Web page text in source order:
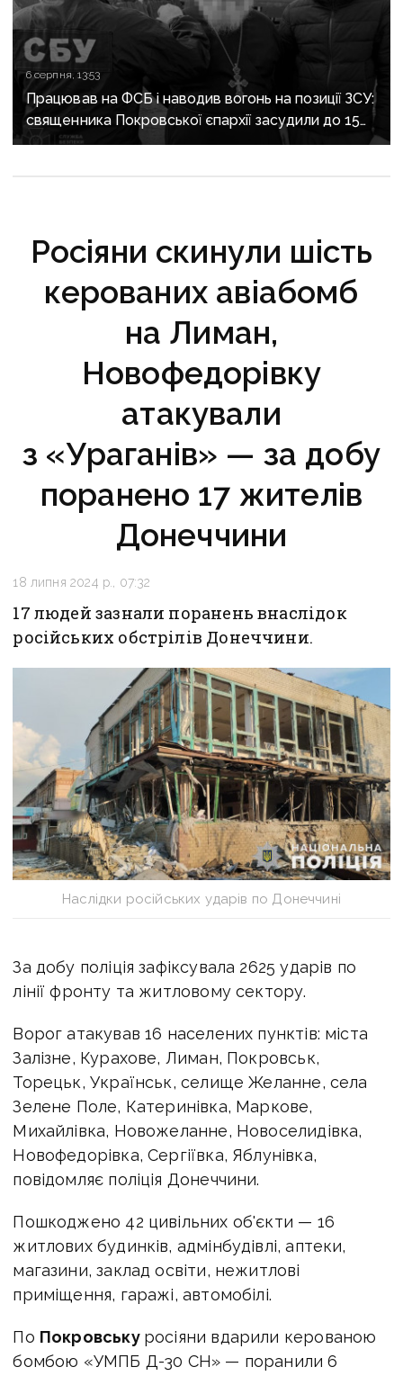
6 серпня, 13:53
Працював на ФСБ і наводив вогонь на позиції ЗСУ:
священника Покровської єпархії засудили до 15
років
Росіяни скинули шість
керованих авіабомб
на Лиман,
Новофедорівку
атакували
з «Ураганів» — за добу
поранено 17 жителів
Донеччини
18 липня 2024 р., 07:32
17 людей зазнали поранень внаслідок
російських обстрілів Донеччини.
Наслідки російських ударів по Донеччині
За добу поліція зафіксувала 2625 ударів по
лінії фронту та житловому сектору.
Ворог атакував 16 населених пунктів: міста
Залізне, Курахове, Лиман, Покровськ,
Торецьк, Українськ, селище Желанне, села
Зелене Поле, Катеринівка, Маркове,
Михайлівка, Новожеланне, Новоселидівка,
Новофедорівка, Сергіївка, Яблунівка,
повідомляє поліція Донеччини.
Пошкоджено 42 цивільних об'єкти — 16
житлових будинків, адмінбудівлі, аптеки,
магазини, заклад освіти, нежитлові
приміщення, гаражі, автомобілі.
По Покровську росіяни вдарили керованою
бомбою «УМПБ Д-30 СН» — поранили 6